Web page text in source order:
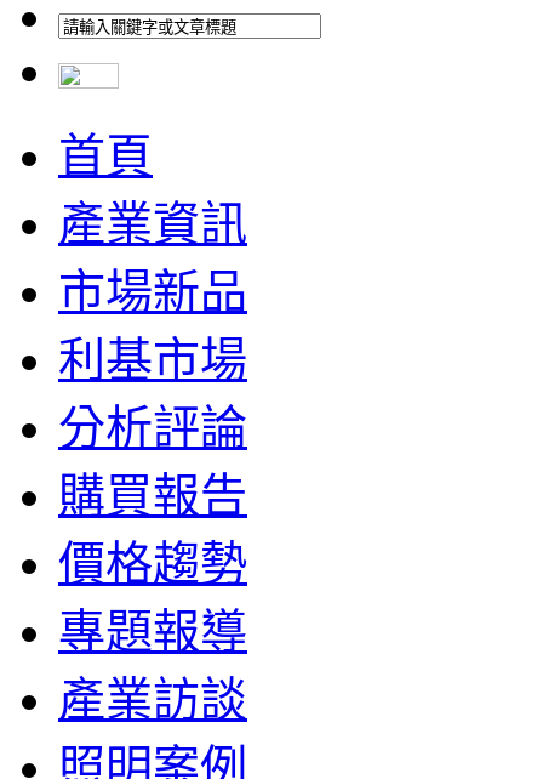
首頁
產業資訊
市場新品
利基市場
分析評論
購買報告
價格趨勢
專題報導
產業訪談
照明案例